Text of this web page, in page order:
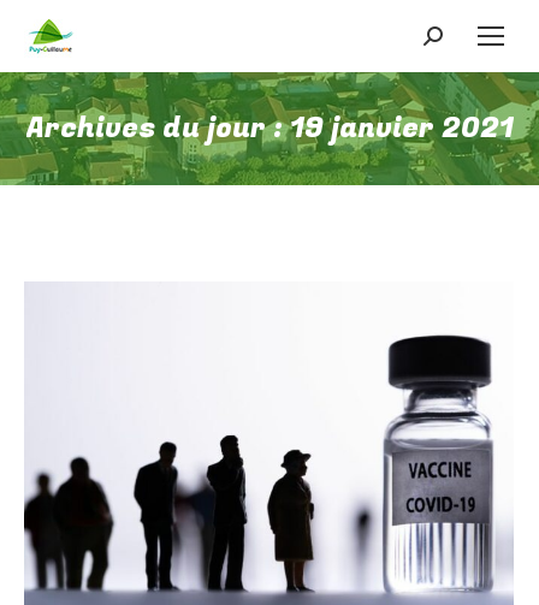
Recherche
:
Archives du jour :19 janvier 2021